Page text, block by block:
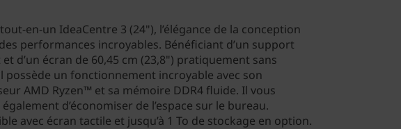
en-un IdeaCentre 3 (24"), l’élégance de la conception
performances incroyables. Bénéficiant d’un support
d’un écran de 60,45 cm (23,8") pratiquement sans
possède un fonctionnement incroyable avec son
AMD Ryzen™ et sa mémoire DDR4 fluide. Il vous
d’économiser de l’espace sur le bureau.
avec écran tactile et jusqu’à 1 To de stockage en option.